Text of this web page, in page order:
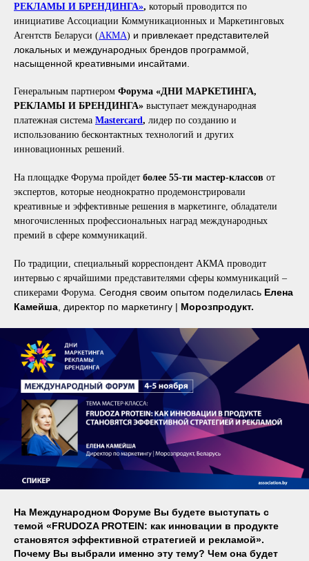
РЕКЛАМЫ И БРЕНДИНГА», который проводится по
инициативе Ассоциации Коммуникационных и Маркетинговых
Агентств Беларуси (АКМА) и привлекает представителей
локальных и международных брендов программой,
насыщенной креативными инсайтами.
Генеральным партнером Форума «ДНИ МАРКЕТИНГА,
РЕКЛАМЫ И БРЕНДИНГА» выступает международная
платежная система Mastercard, лидер по созданию и
использованию бесконтактных технологий и других
инновационных решений.
На площадке Форума пройдет более 55-ти мастер-классов от
экспертов, которые неоднократно продемонстрировали
креативные и эффективные решения в маркетинге, обладатели
многочисленных профессиональных наград международных
премий в сфере коммуникаций.
По традиции, специальный корреспондент АКМА проводит
интервью с ярчайшими представителями сферы коммуникаций –
спикерами Форума. Сегодня своим опытом поделилась Елена
Камейша , директор по маркетингу | Морозпродукт.
На Международном Форуме Вы будете выступать с
темой «FRUDOZA PROTEIN: как инновации в продукте
становятся эффективной стратегией и рекламой».
Почему Вы выбрали именно эту тему? Чем она будет